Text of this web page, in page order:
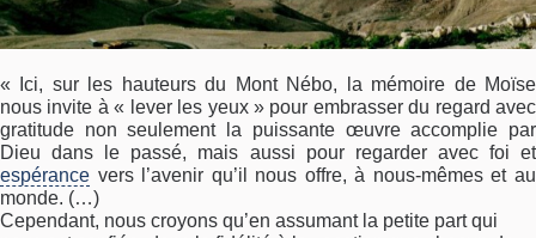
« Ici, sur les hauteurs du Mont Nébo, la mémoire de Moïse
nous invite à « lever les yeux » pour embrasser du regard avec
gratitude non seulement la puissante œuvre accomplie par
Dieu dans le passé, mais aussi pour regarder avec foi et
espérance vers l’avenir qu’il nous offre, à nous-mêmes et au
monde. (…)
Cependant, nous croyons qu’en assumant la petite part qui